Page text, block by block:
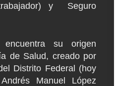
y Seguro
su origen
de Salud, creado por
Distrito Federal (hoy
Manuel López